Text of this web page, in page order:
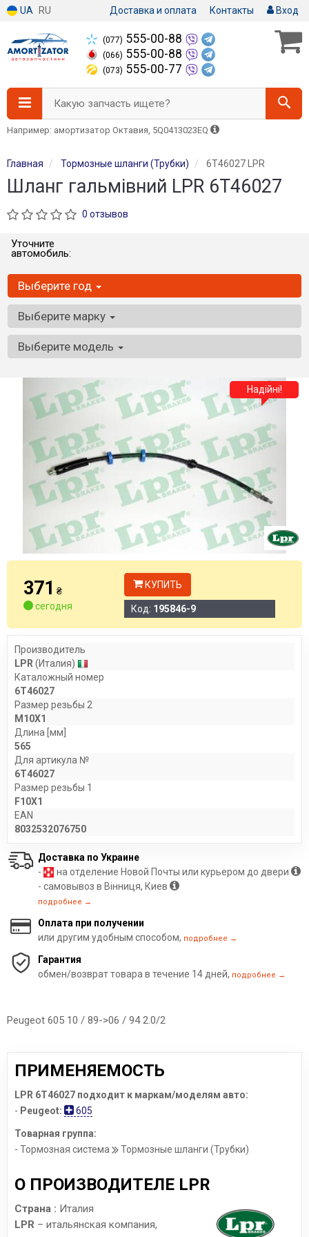
UA RU Доставка и оплата Контакты Вход
(077) 555-00-88
(066) 555-00-88
(073) 555-00-77
Какую запчасть ищете?
Например: амортизатор Октавия, 5Q0413023EQ
Главная Тормозные шланги (Трубки) 6T46027 LPR
Шланг гальмівний LPR 6T46027
0 отзывов
Уточните
автомобиль:
Выберите год
Выберите марку
Выберите модель
Надійні!
371 ₴
сегодня
КУПИТЬ
Код: 195846-9
Производитель
LPR (Италия)
Каталожный номер
6T46027
Размер резьбы 2
M10X1
Длина [мм]
565
Для артикула №
6T46027
Размер резьбы 1
F10X1
EAN
8032532076750
Доставка по Украине
-
на отделение Новой Почты или курьером до двери
- самовывоз в Вінниця, Киев
подробнее →
Оплата при получении
или другим удобным способом, подробнее →
Гарантия
обмен/возврат товара в течение 14 дней, подробнее →
Peugeot 605 10 / 89->06 / 94 2.0/2
ПРИМЕНЯЕМОСТЬ
LPR 6T46027 подходит к маркам/моделям авто:
- Peugeot: 605
Товарная группа:
- Тормозная система
Тормозные шланги (Трубки)
О ПРОИЗВОДИТЕЛЕ LPR
Страна : Италия
LPR – итальянская компания,